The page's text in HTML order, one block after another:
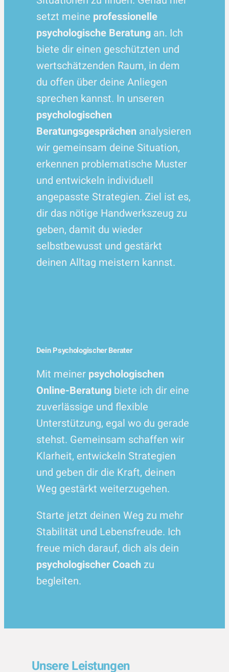
setzt meine professionelle
psychologische Beratungan. Ich
biete dir einen geschützten und
wertschätzenden Raum, in dem
du offen über deine Anliegen
sprechen kannst. In unseren
psychologischen
Beratungsgesprächen analysieren
wir gemeinsam deine Situation,
erkennen problematische Muster
und entwickeln individuell
angepasste Strategien. Ziel ist es,
dir das nötige Handwerkszeug zu
geben, damit du wieder
selbstbewusst und gestärkt
deinen Alltag meistern kannst.
Dein Psychologischer Berater
Mit meiner psychologischen
Online-Beratung biete ich dir eine
zuverlässige und flexible
Unterstützung, egal wo du gerade
stehst. Gemeinsam schaffen wir
Klarheit, entwickeln Strategien
und geben dir die Kraft, deinen
Weg gestärkt weiterzugehen.
Starte jetzt deinen Weg zu mehr
Stabilität und Lebensfreude. Ich
freue mich darauf, dich als dein
psychologischer Coach zu
begleiten.
Unsere Leistungen